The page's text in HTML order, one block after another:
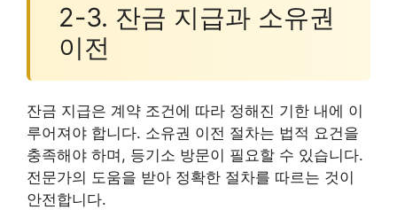
2-3. 잔금 지급과 소유권
이전
잔금 지급은 계약 조건에 따라 정해진 기한 내에 이
루어져야 합니다. 소유권 이전 절차는 법적 요건을
충족해야 하며, 등기소 방문이 필요할 수 있습니다.
전문가의 도움을 받아 정확한 절차를 따르는 것이
안전합니다.